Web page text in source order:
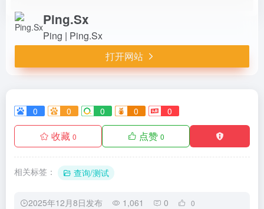
Ping.Sx
Ping | Ping.Sx
打开网站
0 0 0 0 0
收藏 0 点赞 0
相关标签： 查询/测试
2025年12月8日发布 1,061 0 0